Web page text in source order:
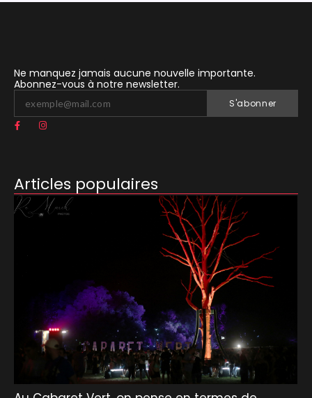
Ne manquez jamais aucune nouvelle importante.
Abonnez-vous à notre newsletter.
S'abonner
Articles populaires